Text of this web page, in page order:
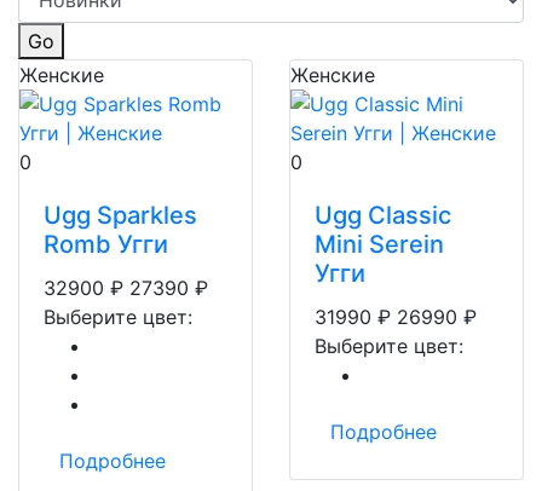
Go
Женские
0
Ugg Sparkles
Romb Угги
32900 ₽ 27390 ₽
Выберите цвет:
Подробнее
Женские
0
Ugg Classic
Mini Serein
Угги
31990 ₽ 26990 ₽
Выберите цвет:
Подробнее